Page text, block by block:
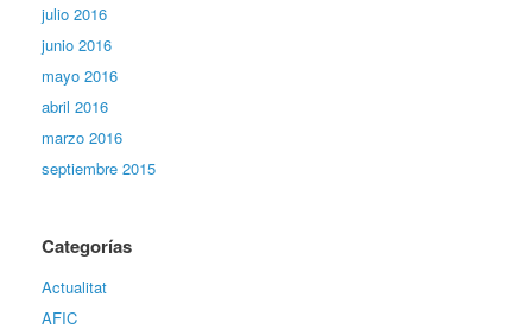
julio 2016
junio 2016
mayo 2016
abril 2016
marzo 2016
septiembre 2015
Categorías
Actualitat
AFIC